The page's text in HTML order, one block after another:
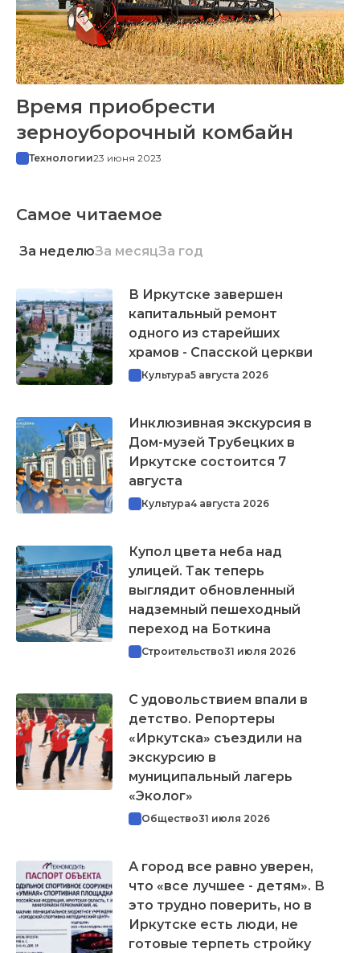
Время приобрести
зерноуборочный комбайн
Технологии23 июня 2023
Самое читаемое
За неделюЗа месяцЗа год
В Иркутске завершен
капитальный ремонт
одного из старейших
храмов - Спасской церкви
Культура5 августа 2026
Инклюзивная экскурсия в
Дом-музей Трубецких в
Иркутске состоится 7
августа
Культура4 августа 2026
Купол цвета неба над
улицей. Так теперь
выглядит обновленный
надземный пешеходный
переход на Боткина
Строительство31 июля 2026
С удовольствием впали в
детство. Репортеры
«Иркутска» съездили на
экскурсию в
муниципальный лагерь
«Эколог»
Общество31 июля 2026
А город все равно уверен,
что «все лучшее - детям». В
это трудно поверить, но в
Иркутске есть люди, не
готовые терпеть стройку